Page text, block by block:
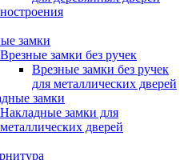
замки
Врезные замки без ручек
Врезные замки без ручек
для металлических дверей
замки
Накладные замки для
металлических дверей